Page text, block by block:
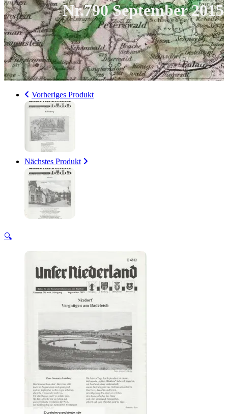
Nr.790 September 2015
Vorheriges Produkt
Nächstes Produkt
🔍